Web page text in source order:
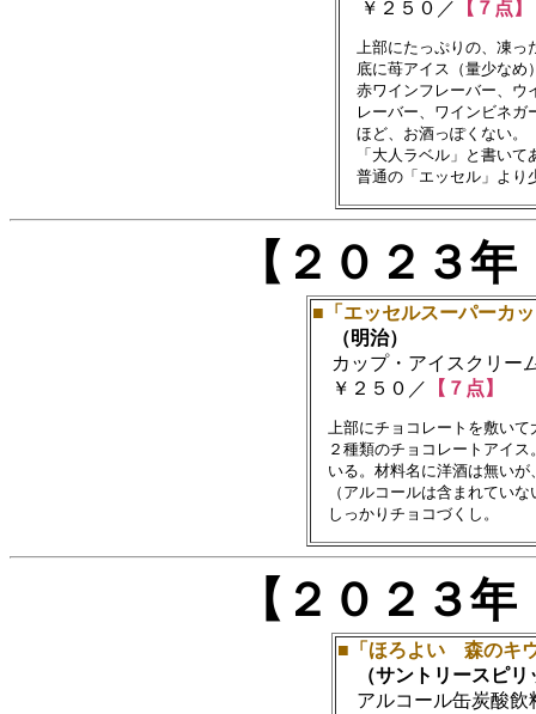
￥２５０／
【７点】
上部にたっぷりの、凍
底に苺アイス（量少なめ
赤ワインフレーバー、ウ
レーバー、ワインビネガ
ほど、お酒っぽくない。
「大人ラベル」と書いて
【２０２３
■「エッセルスーパーカ
（明治）
カップ・アイスクリー
￥２５０／
【７点】
上部にチョコレートを敷い
２種類のチョコレートアイス
いる。材料名に洋酒は無いが
（アルコールは含まれていな
【２０２３
■「ほろよい 森のキ
（サントリースピリ
アルコール缶炭酸飲